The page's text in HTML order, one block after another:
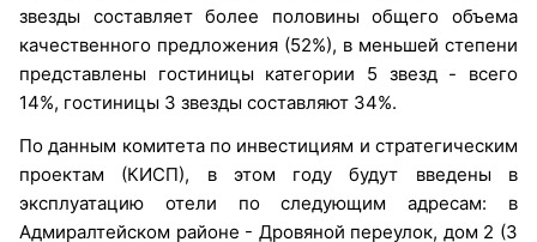
звезды составляет более половины общего объема
качественного предложения (52%), в меньшей степени
представлены гостиницы категории 5 звезд - всего
14%, гостиницы 3 звезды составляют 34%.
По данным комитета по инвестициям и стратегическим
проектам (КИСП), в этом году будут введены в
эксплуатацию отели по следующим адресам: в
Адмиралтейском районе - Дровяной переулок, дом 2 (3